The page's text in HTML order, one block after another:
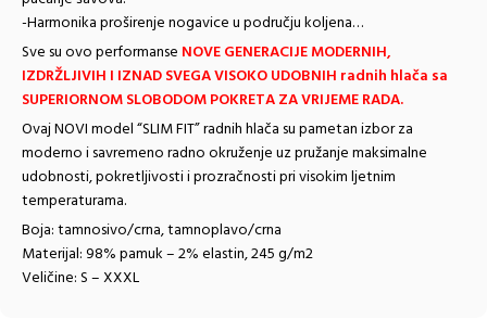
-Harmonika proširenje nogavice u području koljena…
Sve su ovo performanse NOVE GENERACIJE MODERNIH,
IZDRŽLJIVIH I IZNAD SVEGA VISOKO UDOBNIH radnih hlača sa
SUPERIORNOM SLOBODOM POKRETA ZA VRIJEME RADA.
Ovaj NOVI model “SLIM FIT” radnih hlača su pametan izbor za
moderno i savremeno radno okruženje uz pružanje maksimalne
udobnosti, pokretljivosti i prozračnosti pri visokim ljetnim
temperaturama.
Boja: tamnosivo/crna, tamnoplavo/crna
Materijal: 98% pamuk – 2% elastin, 245 g/m2
Veličine: S – XXXL